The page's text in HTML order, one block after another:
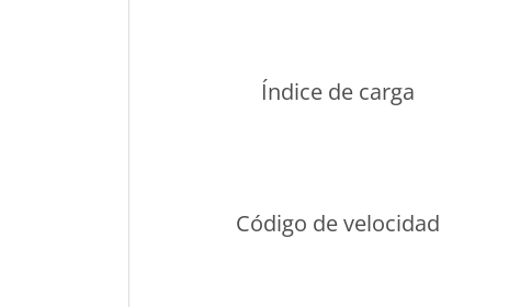
Índice de carga
Código de velocidad